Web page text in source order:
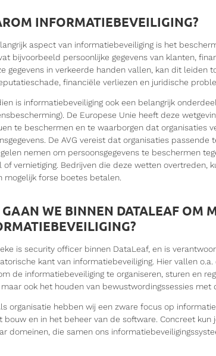
INFORMATIEBEVEILIGING?
aspect van informatiebeveiliging is het
bijvoorbeeld persoonlijke gegevens van klanten,
gegevens in verkeerde handen vallen, kan dit leiden
financiële verliezen en juridische
is informatiebeveiliging ook een belangrijk
De Europese Unie heeft deze
te beschermen en te waarborgen dat organisaties
De AVG vereist dat organisaties passende
nemen om persoonsgegevens te beschermen
of vernietiging. Bedrijven die deze wetten overtreden,
mogelijk forse boetes betalen.
GAAN WE BINNEN DATALEAF OM
is security officer binnen DataLeaf, en is
kant van informatiebeveiliging. Hier vallen
de informatiebeveiliging te organiseren, sturen en
ook het houden van bewustwordingssessies met
organisatie hebben wij een zware focus op
bouw en in het beheer van de software. Concreet
domeinen, die samen ons